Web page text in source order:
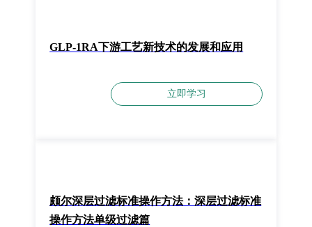
GLP-1RA下游工艺新技术的发展和应用
立即学习
颇尔深层过滤标准操作方法：深层过滤标准
操作方法单级过滤篇